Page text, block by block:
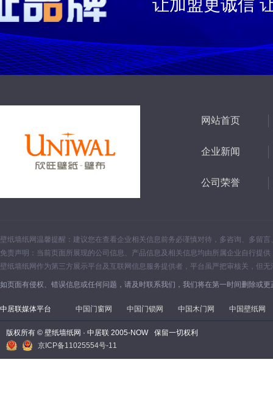
让加盟更诚信
网站首页
企业新闻
公司荣誉
壁纸墙纸网温馨提醒：建议您在查看企业相关信息前务必谨慎对待，多咨询、多留
免责声明：当前页面所展现的公司信息、产品信息及相关信息均由所属企业自行提
壁纸墙纸网作为第三方展示平台及互联网信息服务提供者，平台虽严把审核关，但
如页面有侵权、错误信息或任何问题，请及时联系我们，我们将在第一时间删除或更
中居联媒体平台 中国门窗网 中国门锁网 中国木门网 中国壁纸网
版权所有 © 壁纸墙纸网 · 中居联 2005-NOW
保留一切权利
京ICP备11025554号-11